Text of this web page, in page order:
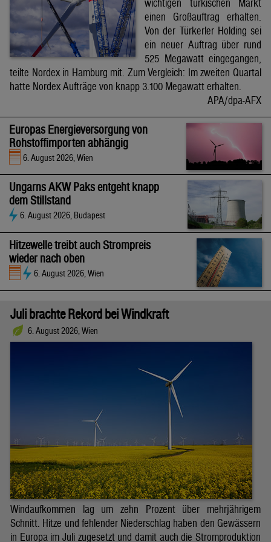
wichtigen türkischen Markt
einen Großauftrag erhalten.
Von der Türkerler Holding sei
ein neuer Auftrag über rund
525 Megawatt eingegangen,
teilte Nordex in Hamburg mit. Zum Vergleich: Im zweiten Quartal
hatte Nordex Aufträge von knapp 3.100 Megawatt erhalten.
APA/dpa-AFX
Europas Energieversorgung von
Rohstoffimporten abhängig
6. August 2026, Wien
Ungarns AKW Paks entgeht knapp
dem Stillstand
6. August 2026, Budapest
Hitzewelle treibt auch Strompreis
wieder nach oben
6. August 2026, Wien
Juli brachte Rekord bei Windkraft
6. August 2026, Wien
Windaufkommen lag um zehn Prozent über mehrjährigem
Schnitt. Hitze und fehlender Niederschlag haben den Gewässern
in Europa im Juli zugesetzt und damit auch die Stromproduktion